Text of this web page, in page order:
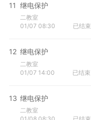
11 继电保护
二教室
01/07 08:30
已结束
12 继电保护
二教室
01/07 14:00
已结束
13 继电保护
二教室